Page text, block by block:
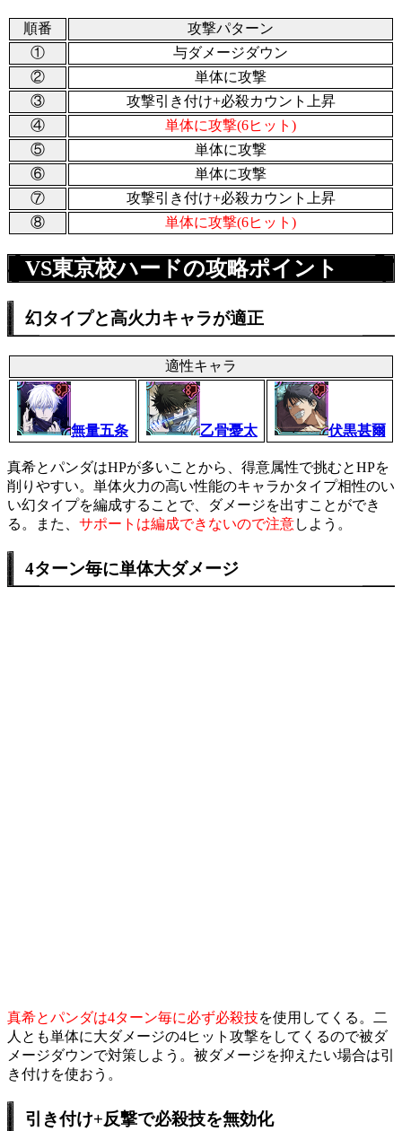
順番
攻撃パターン
①
与ダメージダウン
②
単体に攻撃
③
攻撃引き付け+必殺カウント上昇
④
単体に攻撃(6ヒット)
⑤
単体に攻撃
⑥
単体に攻撃
⑦
攻撃引き付け+必殺カウント上昇
⑧
単体に攻撃(6ヒット)
VS東京校ハードの攻略ポイント
幻タイプと高火力キャラが適正
適性キャラ
無量五条 乙骨憂太 伏黒甚爾
真希とパンダはHPが多いことから、得意属性で挑むとHPを
削りやすい。単体火力の高い性能のキャラかタイプ相性のい
い幻タイプを編成することで、ダメージを出すことができ
る。また、 サポートは編成できないので注意しよう。
4ターン毎に単体大ダメージ
真希とパンダは4ターン毎に必ず必殺技を使用してくる。二
人とも単体に大ダメージの4ヒット攻撃をしてくるので被ダ
メージダウンで対策しよう。被ダメージを抑えたい場合は引
き付けを使おう。
引き付け+反撃で必殺技を無効化